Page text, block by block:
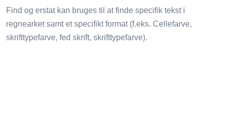
Find og erstat kan bruges til at finde specifik tekst i
regnearket samt et specifikt format (f.eks. Cellefarve,
skrifttypefarve, fed skrift, skrifttypefarve).